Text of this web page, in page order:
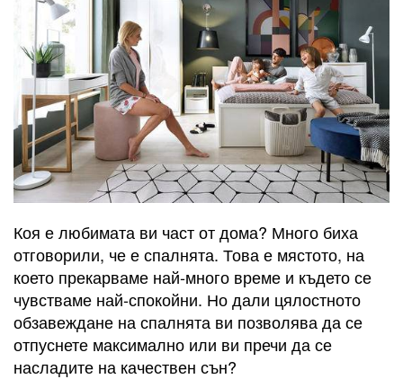
Коя е любимата ви част от дома? Много биха
отговорили, че е спалнята. Това е мястото, на
което прекарваме най-много време и където се
чувстваме най-спокойни. Но дали цялостното
обзавеждане на спалнята ви позволява да се
отпуснете максимално или ви пречи да се
насладите на качествен сън?